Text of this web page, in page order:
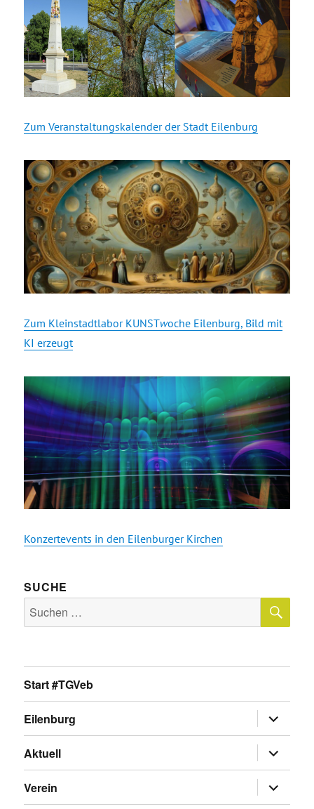
Zum Veranstaltungskalender der Stadt Eilenburg
Zum Kleinstadtlabor KUNSTwoche Eilenburg, Bild mit
KI erzeugt
Konzertevents in den Eilenburger Kirchen
SUCHE
Suche
nach:
Start #TGVeb
Eilenburg
anzeigen
Aktuell
anzeigen
Verein
anzeigen